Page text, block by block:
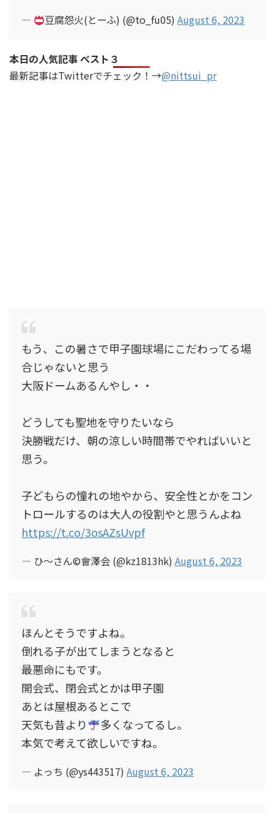
— 豆腐怨火(とーふ) (@to_fu05)August 6, 2023
本日の人気記事 ベスト３
最新記事はTwitterでチェック！→@nittsui_pr
もう、この暑さで甲子園球場にこだわってる場
合じゃないと思う
大阪ドームあるんやし・・
どうしても聖地を守りたいなら
決勝戦だけ、朝の涼しい時間帯でやればいいと
思う。
子どもらの憧れの地やから、安全性とかをコン
トロールするのは大人の役割やと思うんよね
https://t.co/3osAZsUvpf
— ひ〜さん©︎會澤会 (@kz1813hk) August 6, 2023
ほんとそうですよね。
倒れる子が出てしまうとなると
最悪命にもです。
開会式、閉会式とかは甲子園
あとは屋根あるとこで
天気も昔より
多くなってるし。
本気で考えて欲しいですね。
— よっち (@ys443517) August 6, 2023